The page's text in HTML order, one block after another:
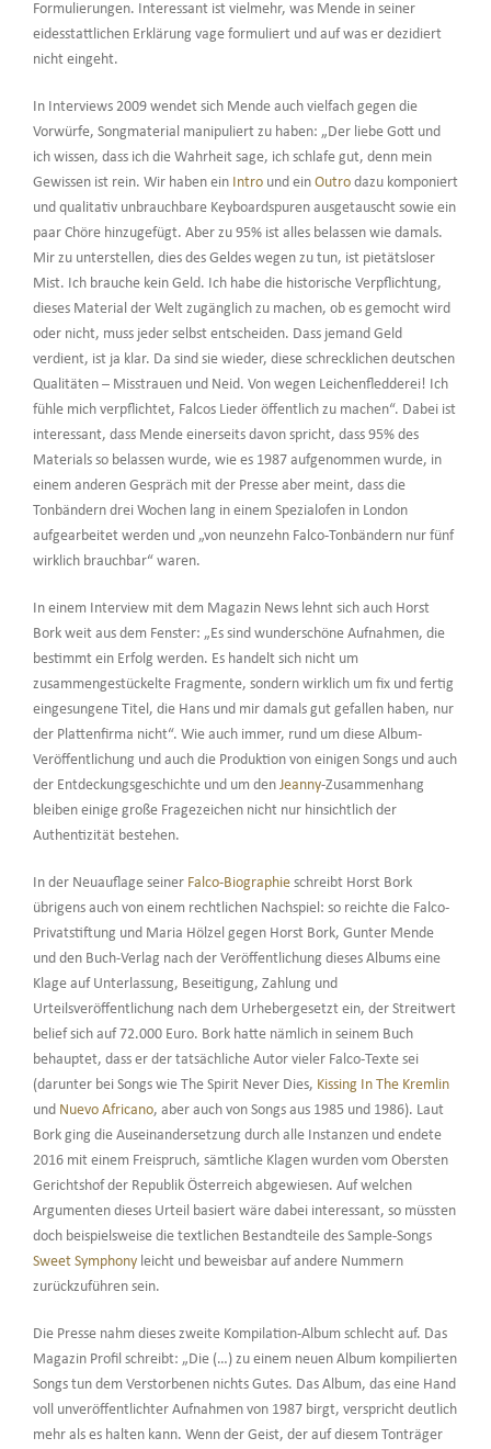
Formulierungen. Interessant ist vielmehr, was Mende in seiner
eidesstattlichen Erklärung vage formuliert und auf was er dezidiert
nicht eingeht.
In Interviews 2009 wendet sich Mende auch vielfach gegen die
Vorwürfe, Songmaterial manipuliert zu haben: „Der liebe Gott und
ich wissen, dass ich die Wahrheit sage, ich schlafe gut, denn mein
Gewissen ist rein. Wir haben ein Intround ein Outrodazu komponiert
und qualitativ unbrauchbare Keyboardspuren ausgetauscht sowie ein
paar Chöre hinzugefügt. Aber zu 95% ist alles belassen wie damals.
Mir zu unterstellen, dies des Geldes wegen zu tun, ist pietätsloser
Mist. Ich brauche kein Geld. Ich habe die historische Verpflichtung,
dieses Material der Welt zugänglich zu machen, ob es gemocht wird
oder nicht, muss jeder selbst entscheiden. Dass jemand Geld
verdient, ist ja klar. Da sind sie wieder, diese schrecklichen deutschen
Qualitäten – Misstrauen und Neid. Von wegen Leichenfledderei! Ich
fühle mich verpflichtet, Falcos Lieder öffentlich zu machen“. Dabei ist
interessant, dass Mende einerseits davon spricht, dass 95% des
Materials so belassen wurde, wie es 1987 aufgenommen wurde, in
einem anderen Gespräch mit der Presse aber meint, dass die
Tonbändern drei Wochen lang in einem Spezialofen in London
aufgearbeitet werden und „von neunzehn Falco-Tonbändern nur fünf
wirklich brauchbar“ waren.
In einem Interview mit dem Magazin News lehnt sich auch Horst
Bork weit aus dem Fenster: „Es sind wunderschöne Aufnahmen, die
bestimmt ein Erfolg werden. Es handelt sich nicht um
zusammengestückelte Fragmente, sondern wirklich um fix und fertig
eingesungene Titel, die Hans und mir damals gut gefallen haben, nur
der Plattenfirma nicht“. Wie auch immer, rund um diese Album-
Veröffentlichung und auch die Produktion von einigen Songs und auch
der Entdeckungsgeschichte und um den Jeanny-Zusammenhang
bleiben einige große Fragezeichen nicht nur hinsichtlich der
Authentizität bestehen.
In der Neuauflage seiner Falco-Biographieschreibt Horst Bork
übrigens auch von einem rechtlichen Nachspiel: so reichte die Falco-
Privatstiftung und Maria Hölzel gegen Horst Bork, Gunter Mende
und den Buch-Verlag nach der Veröffentlichung dieses Albums eine
Klage auf Unterlassung, Beseitigung, Zahlung und
Urteilsveröffentlichung nach dem Urhebergesetzt ein, der Streitwert
belief sich auf 72.000 Euro. Bork hatte nämlich in seinem Buch
behauptet, dass er der tatsächliche Autor vieler Falco-Texte sei
(darunter bei Songs wie The Spirit Never Dies, Kissing In The Kremlin
und Nuevo Africano, aber auch von Songs aus 1985 und 1986). Laut
Bork ging die Auseinandersetzung durch alle Instanzen und endete
2016 mit einem Freispruch, sämtliche Klagen wurden vom Obersten
Gerichtshof der Republik Österreich abgewiesen. Auf welchen
Argumenten dieses Urteil basiert wäre dabei interessant, so müssten
doch beispielsweise die textlichen Bestandteile des Sample-Songs
Sweet Symphonyleicht und beweisbar auf andere Nummern
zurückzuführen sein.
Die Presse nahm dieses zweite Kompilation-Album schlecht auf. Das
Magazin Profil schreibt: „Die (…) zu einem neuen Album kompilierten
Songs tun dem Verstorbenen nichts Gutes. Das Album, das eine Hand
voll unveröffentlichter Aufnahmen von 1987 birgt, verspricht deutlich
mehr als es halten kann. Wenn der Geist, der auf diesem Tonträger